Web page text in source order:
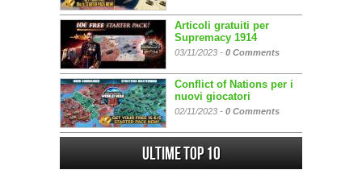
Articoli gratuiti per
Supremacy 1914
03/11/2023 - 0 Comments
Conflict of Nations per i
nuovi giocatori
02/11/2023 - 0 Comments
Ultime Top 10